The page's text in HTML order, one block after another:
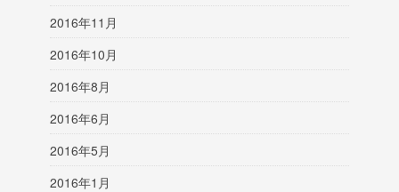
2016年11月
2016年10月
2016年8月
2016年6月
2016年5月
2016年1月